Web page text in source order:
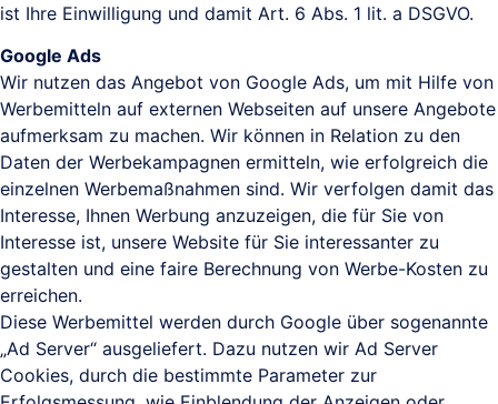
ist Ihre Einwilligung und damit Art. 6 Abs. 1 lit. a DSGVO.
Google Ads
Wir nutzen das Angebot von Google Ads, um mit Hilfe von
Werbemitteln auf externen Webseiten auf unsere Angebote
aufmerksam zu machen. Wir können in Relation zu den
Daten der Werbekampagnen ermitteln, wie erfolgreich die
einzelnen Werbemaßnahmen sind. Wir verfolgen damit das
Interesse, Ihnen Werbung anzuzeigen, die für Sie von
Interesse ist, unsere Website für Sie interessanter zu
gestalten und eine faire Berechnung von Werbe-Kosten zu
erreichen.
Diese Werbemittel werden durch Google über sogenannte
„Ad Server“ ausgeliefert. Dazu nutzen wir Ad Server
Cookies, durch die bestimmte Parameter zur